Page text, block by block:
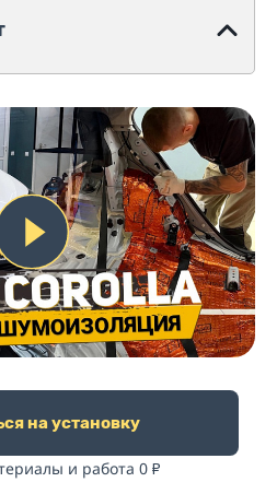
на установку
и работа 0 ₽